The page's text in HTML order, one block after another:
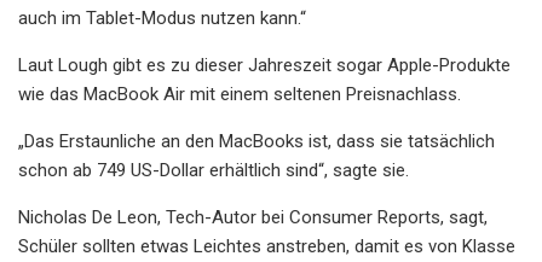
auch im Tablet-Modus nutzen kann.“
Laut Lough gibt es zu dieser Jahreszeit sogar Apple-Produkte
wie das MacBook Air mit einem seltenen Preisnachlass.
„Das Erstaunliche an den MacBooks ist, dass sie tatsächlich
schon ab 749 US-Dollar erhältlich sind“, sagte sie.
Nicholas De Leon, Tech-Autor bei Consumer Reports, sagt,
Schüler sollten etwas Leichtes anstreben, damit es von Klasse